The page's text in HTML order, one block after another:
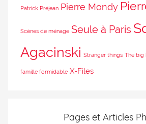
Patrick Préjean Pierre Mondy
Scènes de ménage Seule à Paris
Agacinski Stranger things The big
famille formidable X-Files
Pages et Articles